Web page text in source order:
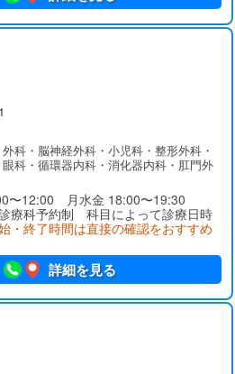
科・脳神経外科・小児科・整形外科・
科・循環器内科・消化器内科・肛門外
〜12:00 月水金 18:00〜19:30
療科予約制 科目によって診療日時
・終了時間は直接の確認をおすすめ
詳細を見る